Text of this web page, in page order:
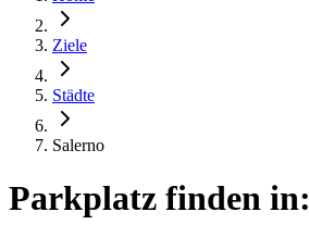
Ziele
Städte
Salerno
Parkplatz finden in: